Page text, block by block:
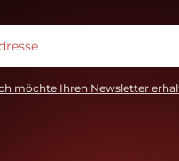
möchte Ihren Newsletter